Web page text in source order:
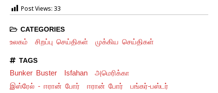
Post Views: 33
CATEGORIES
உலகம் சிறப்பு செய்திகள் முக்கிய செய்திகள்
TAGS
Bunker Buster Isfahan
அமெரிக்கா
இஸ்ரேல் - ஈரான் போர்
ஈரான் போர் பங்கர்-பஸ்டர்